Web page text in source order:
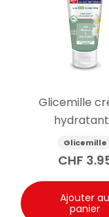
Glicemille
les mains
Glicemille
CHF
Ajouter au
panier